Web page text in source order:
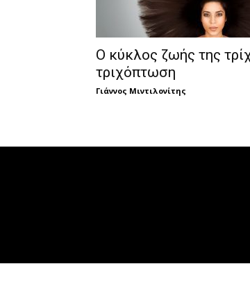
Ο κύκλος ζωής της
τριχόπτωση
Γιάννος Μιντιλονίτης